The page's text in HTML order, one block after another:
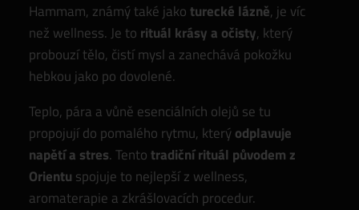
Hammam, známý také jakoturecké lázně, je víc
než wellness. Je to rituál krásy a očisty, který
probouzí tělo, čistí mysl a zanechává pokožku
hebkou jako po dovolené.
Teplo, pára a vůně esenciálních olejů se tu
propojují do pomalého rytmu, kterýodplavuje
napětí a stres. Tentotradiční rituál původem z
Orientu spojuje to nejlepší z wellness,
aromaterapie a zkrášlovacích procedur.